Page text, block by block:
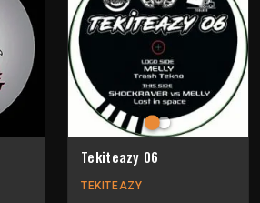
Tekiteazy 06
TEKITEAZY